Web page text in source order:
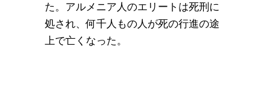
た。アルメニア人のエリートは死刑に
処され、何千人もの人が死の行進の途
上で亡くなった。